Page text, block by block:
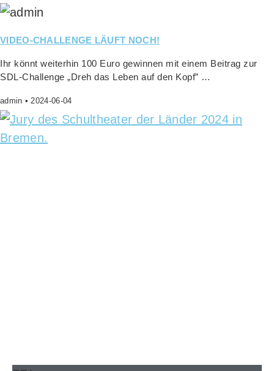
VIDEO-CHALLENGE LÄUFT NOCH!
Ihr könnt wei­ter­hin 100 Euro gewin­nen mit einem Bei­trag zur
SDL-Chall­enge „Dreh das Leben auf den Kopf” …
admin 2024-06-04